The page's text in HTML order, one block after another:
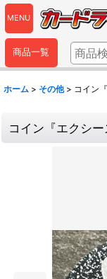
MENU
商品一覧
ホーム > その他 > コイン
コイン『エクシ